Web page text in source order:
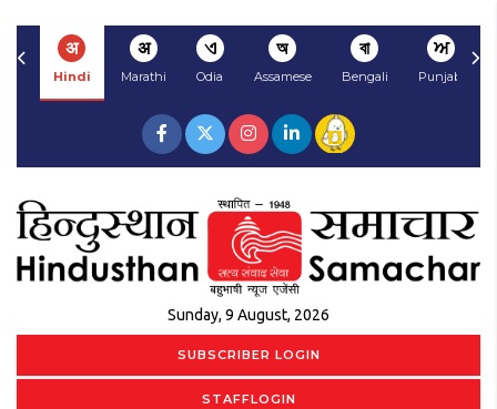
अ
Hindi
अ
Marathi
ଏ
Odia
অ
Assamese
বা
Bengali
ਅ
Punjabi
Sunday, 9 August, 2026
SUBSCRIBER LOGIN
STAFFLOGIN